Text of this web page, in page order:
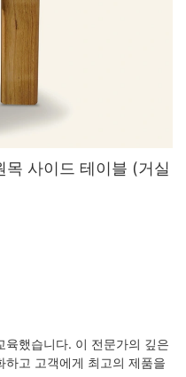
목 사이드 테이블 (거실
했습니다. 이 전문가의 깊은
고 고객에게 최고의 제품을